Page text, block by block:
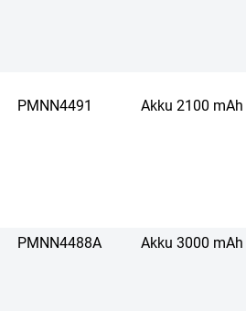
PMNN4491 Akku 2100 mAh
PMNN4488A Akku 3000 mAh